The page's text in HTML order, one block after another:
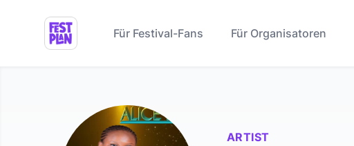
Für Festival-Fans Für Organisatoren
ARTIST